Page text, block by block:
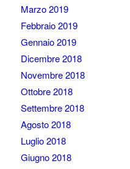
Marzo 2019
Febbraio 2019
Gennaio 2019
Dicembre 2018
Novembre 2018
Ottobre 2018
Settembre 2018
Agosto 2018
Luglio 2018
Giugno 2018